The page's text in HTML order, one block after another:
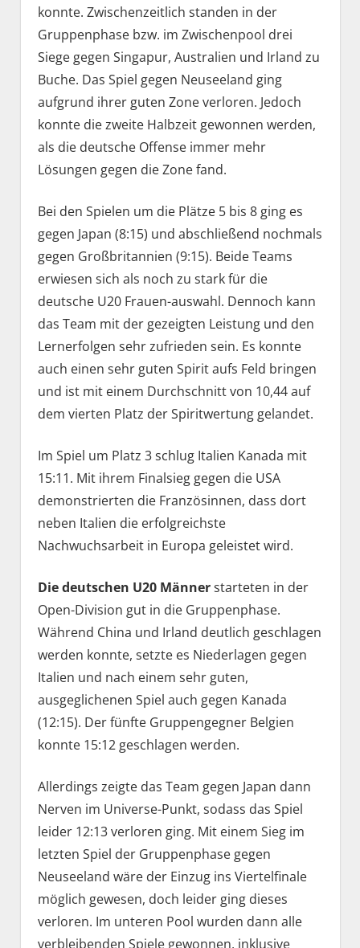
konnte. Zwischenzeitlich standen in der
Gruppenphase bzw. im Zwischenpool drei
Siege gegen Singapur, Australien und Irland zu
Buche. Das Spiel gegen Neuseeland ging
aufgrund ihrer guten Zone verloren. Jedoch
konnte die zweite Halbzeit gewonnen werden,
als die deutsche Offense immer mehr
Lösungen gegen die Zone fand.
Bei den Spielen um die Plätze 5 bis 8 ging es
gegen Japan (8:15) und abschließend nochmals
gegen Großbritannien (9:15). Beide Teams
erwiesen sich als noch zu stark für die
deutsche U20 Frauen-auswahl. Dennoch kann
das Team mit der gezeigten Leistung und den
Lernerfolgen sehr zufrieden sein. Es konnte
auch einen sehr guten Spirit aufs Feld bringen
und ist mit einem Durchschnitt von 10,44 auf
dem vierten Platz der Spiritwertung gelandet.
Im Spiel um Platz 3 schlug Italien Kanada mit
15:11. Mit ihrem Finalsieg gegen die USA
demonstrierten die Französinnen, dass dort
neben Italien die erfolgreichste
Nachwuchsarbeit in Europa geleistet wird.
Die deutschen U20 Männerstarteten in der
Open-Division gut in die Gruppenphase.
Während China und Irland deutlich geschlagen
werden konnte, setzte es Niederlagen gegen
Italien und nach einem sehr guten,
ausgeglichenen Spiel auch gegen Kanada
(12:15). Der fünfte Gruppengegner Belgien
konnte 15:12 geschlagen werden.
Allerdings zeigte das Team gegen Japan dann
Nerven im Universe-Punkt, sodass das Spiel
leider 12:13 verloren ging. Mit einem Sieg im
letzten Spiel der Gruppenphase gegen
Neuseeland wäre der Einzug ins Viertelfinale
möglich gewesen, doch leider ging dieses
verloren. Im unteren Pool wurden dann alle
verbleibenden Spiele gewonnen, inklusive